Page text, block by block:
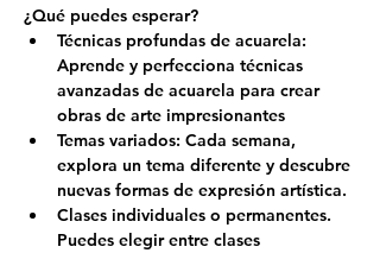
¿Qué puedes esperar?
Técnicas profundas de acuarela:
Aprende y perfecciona técnicas
avanzadas de acuarela para crear
obras de arte impresionantes
Temas variados: Cada semana,
explora un tema diferente y descubre
nuevas formas de expresión artística.
Clases individuales o permanentes.
Puedes elegir entre clases